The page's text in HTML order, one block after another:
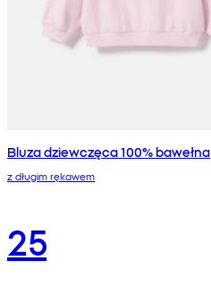
Bluza dziewczęca 100% bawełna
z długim rękawem
25